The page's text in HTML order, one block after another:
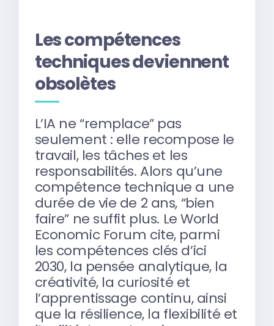
Les compétences
techniques deviennent
obsolètes
L’IA ne “remplace” pas
seulement : elle recompose le
travail, les tâches et les
responsabilités. Alors qu’une
compétence technique a une
durée de vie de 2 ans, “bien
faire” ne suffit plus. Le World
Economic Forum cite, parmi
les compétences clés d’ici
2030, la pensée analytique, la
créativité, la curiosité et
l’apprentissage continu, ainsi
que la résilience, la flexibilité et